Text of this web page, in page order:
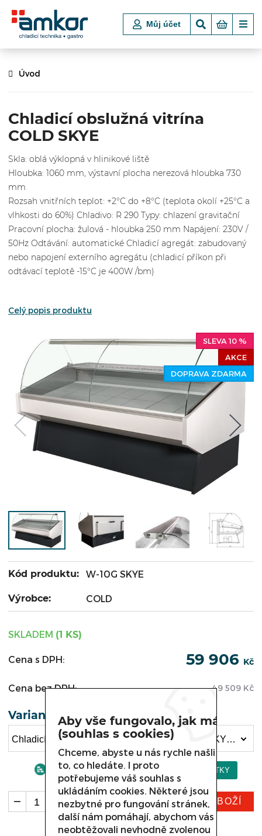
Můj účet
Úvod
Chladicí obslužná vitrína
COLD SKYE
Skla: oblá výklopná v hlinikové liště
Hloubka: 1060 mm, výstavní plocha nerezová hloubka 730
mm
Rozsah vnitřních teplot: +2°C do +8°C (teplota okolí +25°C a
vlhkosti do 60%) Chladivo: R 290 Typy: chlazení gravitační
Pracovní plocha: žulová - hloubka 250 mm Napájení: 230V /
50Hz Odtávání: automatické Chladicí agregát: zabudovaný
nebo napojení externího agregátu (chladicí příkon při
odtávací teplotě -15°C je 400W /bm)
Celý popis produktu
SLEVA 10 %
AKCE
DOPRAVA ZDARMA
Kód produktu: W-10G SKYE
Výrobce: COLD
SKLADEM (1 KS)
Cena s DPH: 59 906 Kč
Cena bez DPH: 49 509 Kč
Varianta
Chladicí obslužná vitrína COLD SKYE, W-10G SKYE - délka 1080 mm (59 906 Kč)
ks KOUPIT ZBOŽÍ
Aby vše fungovalo, jak má
(souhlas s cookies)
Chceme, abyste u nás rychle našli
to, co hledáte. I proto
potřebujeme váš souhlas s
ukládáním cookies. Některé jsou
nezbytné pro fungování stránek,
další nám pomáhají, abychom vás
neobtěžovali nevhodně zvolenou